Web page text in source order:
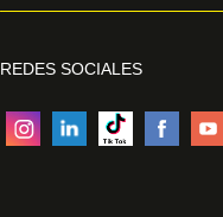
REDES SOCIALES